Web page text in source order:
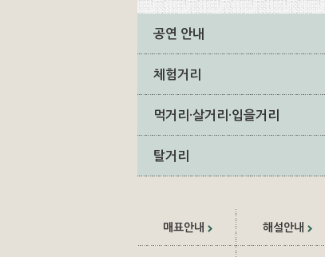
공연 안내
체험거리
먹거리·살거리·입을거리
탈거리
매표안내 해설안내